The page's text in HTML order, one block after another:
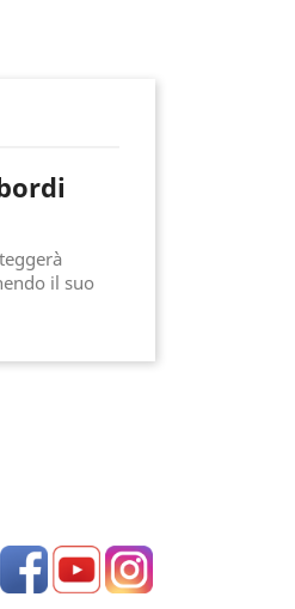
il suo
FacebookYouTubeInstagram